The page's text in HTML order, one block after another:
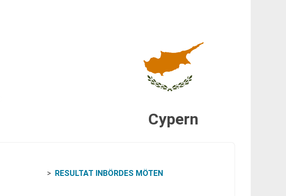
Cypern
RESULTAT INBÖRDES MÖTEN